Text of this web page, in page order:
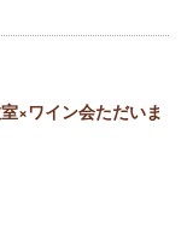
×ワイン会ただいま